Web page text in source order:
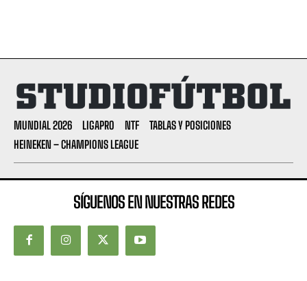
MUNDIAL 2026 LIGAPRO NTF
TABLAS Y POSICIONES
HEINEKEN – CHAMPIONS LEAGUE
SÍGUENOS EN NUESTRAS REDES